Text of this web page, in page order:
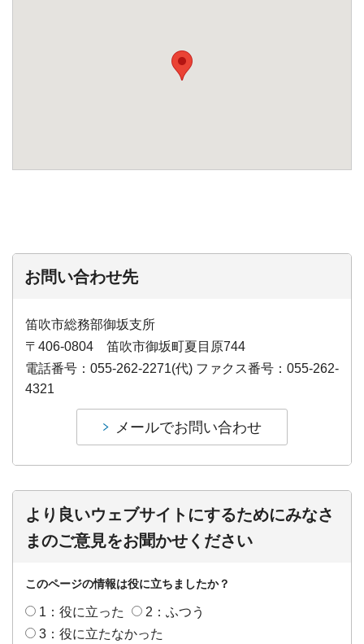
お問い合わせ先
笛吹市総務部御坂支所
〒406-0804 笛吹市御坂町夏目原744
電話番号：055-262-2271(代) ファクス番号：055-262-
4321
より良いウェブサイトにするためにみなさ
まのご意見をお聞かせください
このページの情報は役に立ちましたか？
1：役に立った
2：ふつう
3：役に立たなかった